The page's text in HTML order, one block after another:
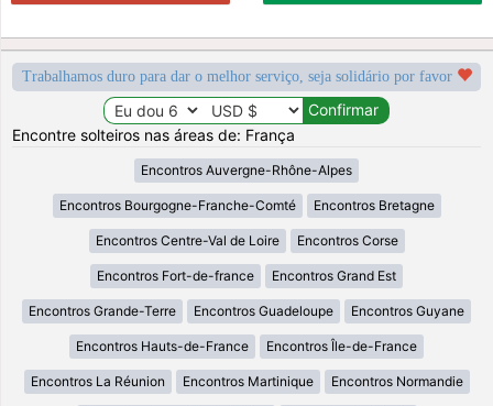
Trabalhamos duro para dar o melhor serviço, seja solidário por favor
Encontre solteiros nas áreas de: França
Encontros Auvergne-Rhône-Alpes
Encontros Bourgogne-Franche-Comté Encontros Bretagne
Encontros Centre-Val de Loire Encontros Corse
Encontros Fort-de-france Encontros Grand Est
Encontros Grande-Terre Encontros Guadeloupe Encontros Guyane
Encontros Hauts-de-France Encontros Île-de-France
Encontros La Réunion Encontros Martinique Encontros Normandie